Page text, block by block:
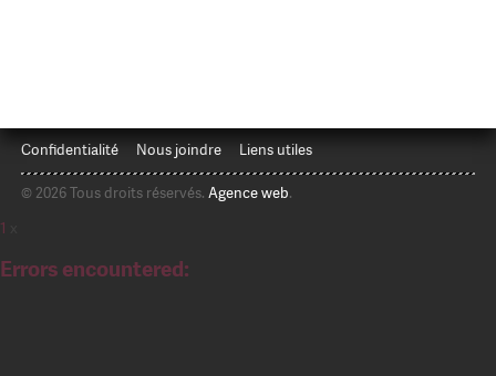
Confidentialité Nous joindre Liens utiles
© 2026 Tous droits réservés. Agence web.
1
Errors encountered: